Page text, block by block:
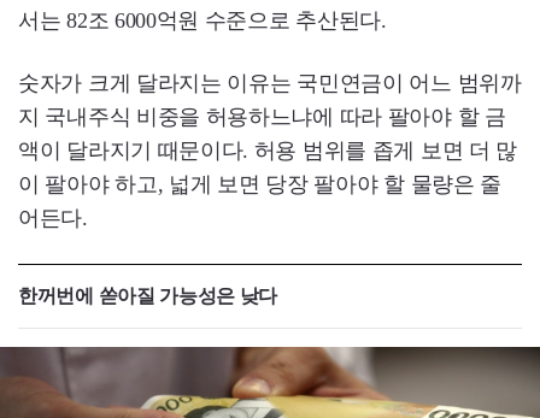
서는 82조 6000억원 수준으로 추산된다.
숫자가 크게 달라지는 이유는 국민연금이 어느 범위까
지 국내주식 비중을 허용하느냐에 따라 팔아야 할 금
액이 달라지기 때문이다. 허용 범위를 좁게 보면 더 많
이 팔아야 하고, 넓게 보면 당장 팔아야 할 물량은 줄
어든다.
한꺼번에 쏟아질 가능성은 낮다